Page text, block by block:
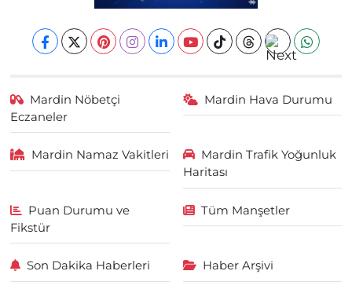
Mardin Nöbetçi
Eczaneler
Mardin Hava Durumu
Mardin Namaz Vakitleri
Mardin Trafik Yoğunluk
Haritası
Puan Durumu ve
Fikstür
Tüm Manşetler
Son Dakika Haberleri Haber Arşivi